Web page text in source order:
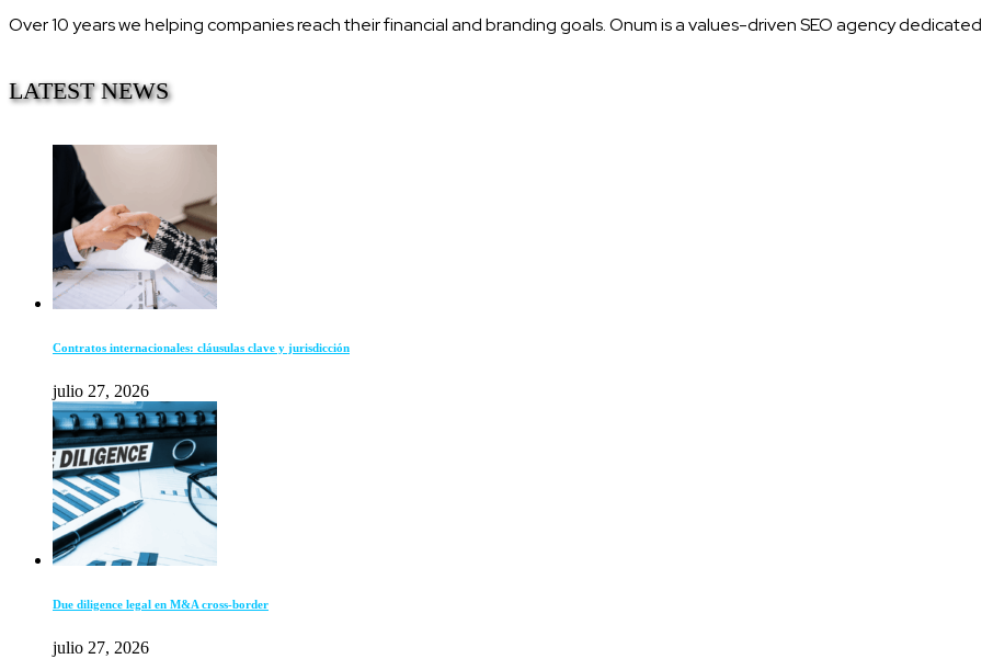
Over 10 years we helping companies reach their financial and branding goals. Onum is a values-driven SEO agency
LATEST NEWS
Contratos internacionales: cláusulas clave y jurisdicción
julio 27, 2026
Due diligence legal en M&A cross-border
julio 27, 2026